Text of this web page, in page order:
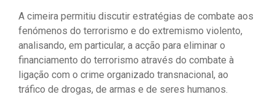
A cimeira permitiu discutir estratégias de combate aos
fenómenos do terrorismo e do extremismo violento,
analisando, em particular, a acção para eliminar o
financiamento do terrorismo através do combate à
ligação com o crime organizado transnacional, ao
tráfico de drogas, de armas e de seres humanos.